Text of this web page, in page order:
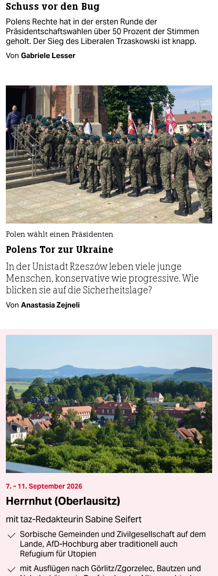
Schuss vor den Bug
Polens Rechte hat in der ersten Runde der
Präsidentschaftswahlen über 50 Prozent der Stimmen
geholt. Der Sieg des Liberalen Trzaskowski ist knapp.
Von Gabriele Lesser
Polen wählt einen Präsidenten
Polens Tor zur Ukraine
In der Unistadt Rzeszów leben viele junge
Menschen, konservative wie progressive. Wie
blicken sie auf die Sicherheitslage?
Von Anastasia Zejneli
7. - 11. September 2026
Herrnhut (Oberlausitz)
mit taz-Redakteurin Sabine Seifert
Sorbische Gemeinden und Zivilgesellschaft auf dem
Lande, AfD-Hochburg aber traditionell auch
Refugium für Utopien
mit Ausflügen nach Görlitz/Zgorzelec, Bautzen und